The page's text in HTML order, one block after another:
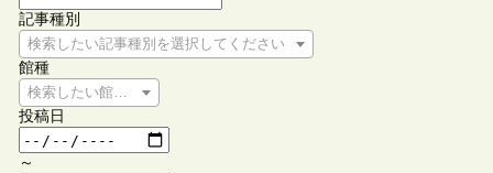
記事種別
検索したい記事種別を選択してください
館種
検索したい館種を選択してください
投稿日
～